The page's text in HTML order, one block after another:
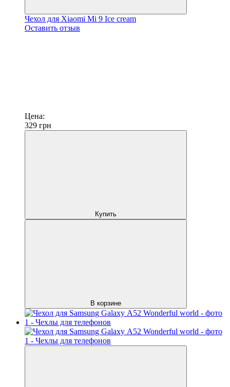
Чехол для Xiaomi Mi 9 Ice cream
Оставить отзыв
Цена:
329 грн
Купить
В корзине